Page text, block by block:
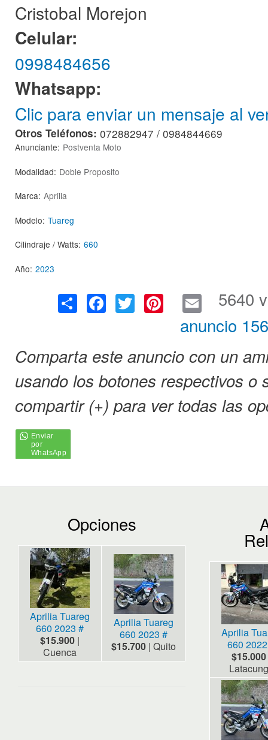
Cristobal Morejon
Celular:
0998484656
Whatsapp:
Clic para enviar un mensaje al
Otros Teléfonos: 072882947 / 0984844669
Anunciante: Postventa Moto
Modalidad: Doble Proposito
Marca: Aprilia
Modelo: Tuareg
Cilindraje / Watts: 660
Año: 2023
S
h
e
F
a
e
b
o
o
T
wi
er
nt
er
e
st
E
m
ail
5640
anuncio
Comparta este anuncio con un
usando los botones respectivos o
compartir (+) para ver todas las
Opciones
Aprilia Tuareg
660 2023 #
$15.900 |
Cuenca
Aprilia Tuareg
660 2023 #
$15.700 | Quito
Aprilia
660
$15.000